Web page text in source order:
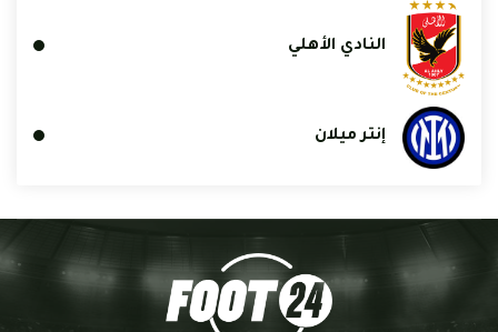
النادي الأهلي
إنتر ميلان